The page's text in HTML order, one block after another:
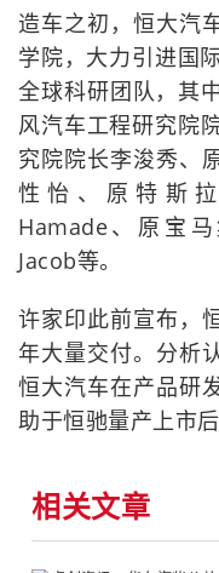
造车之初，恒大汽
学院，大力引进国
全球科研团队，其
风汽车工程研究院
究院院长李浚秀、
性怡、原特斯
Hamade、原宝
Jacob等。
许家印此前宣布，
年大量交付。分析
恒大汽车在产品研
助于恒驰量产上市
相关文章